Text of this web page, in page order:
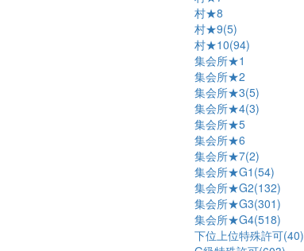
村★8
村★9(5)
村★10(94)
集会所★1
集会所★2
集会所★3(5)
集会所★4(3)
集会所★5
集会所★6
集会所★7(2)
集会所★G1(54)
集会所★G2(132)
集会所★G3(301)
集会所★G4(518)
下位上位特殊許可(40)